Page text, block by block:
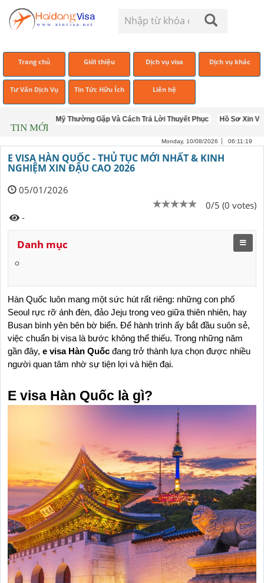
Trang chủ Giới thiệu Dịch vụ visa Dịch vụ khác
Tư Vấn Dịch Vụ Tin Tức Hữu Ích Liên hệ
TIN MỚI
Vấn Visa Mỹ Thường Gặp Và Cách Trả Lời Thuyết Phục Hồ Sơ Xin Visa
Monday, 10/08/2026 06:11:19
E VISA HÀN QUỐC - THỦ TỤC MỚI NHẤT & KINH
NGHIỆM XIN ĐẬU CAO 2026
05/01/2026
0/5 (0 votes)
-
Danh mục
Hàn Quốc luôn mang một sức hút rất riêng: những con phố
Seoul rực rỡ ánh đèn, đảo Jeju trong veo giữa thiên nhiên, hay
Busan bình yên bên bờ biển. Để hành trình ấy bắt đầu suôn sẻ,
việc chuẩn bị visa là bước không thể thiếu. Trong những năm
gần đây, e visa Hàn Quốc đang trở thành lựa chọn được nhiều
người quan tâm nhờ sự tiện lợi và hiện đại.
E visa Hàn Quốc là gì?